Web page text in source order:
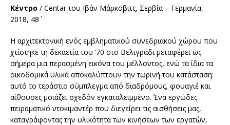
Κέντρο / Centar του Ιβάν Μάρκοβιτς, Σερβία – Γερμανία,
2018, 48΄
Η αρχιτεκτονική ενός εμβληματικού συνεδριακού χώρου που
χτίστηκε τη δεκαετία του ’70 στο Βελιγράδι μεταφέρει ως
σήμερα μια περασμένη εικόνα του μέλλοντος, ενώ τα ίδια τα
οικοδομικά υλικά αποκαλύπτουν την τωρινή του κατάσταση:
αυτό το τεράστιο σύμπλεγμα από διαδρόμους, φουαγιέ και
αίθουσες μοιάζει σχεδόν εγκαταλειμμένο. Ένα εργώδες
πειραματικό ντοκιμαντέρ που διεγείρει τις αισθήσεις μας,
καταγράφοντας την υλικότητα των κινήσεων των εργατών,